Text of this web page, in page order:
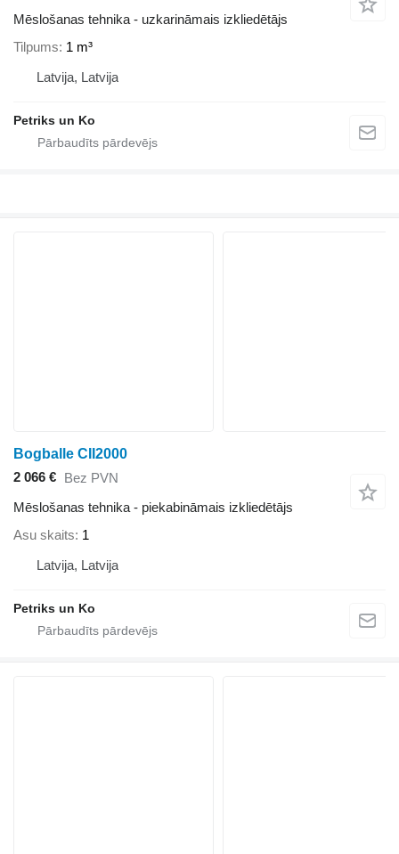
Mēslošanas tehnika - uzkarināmais izkliedētājs
Tilpums 1 m³
Latvija, Latvija
Petriks un Ko
Bogballe CII2000
2 066 € Bez PVN
Mēslošanas tehnika - piekabināmais izkliedētājs
Asu skaits 1
Latvija, Latvija
Petriks un Ko